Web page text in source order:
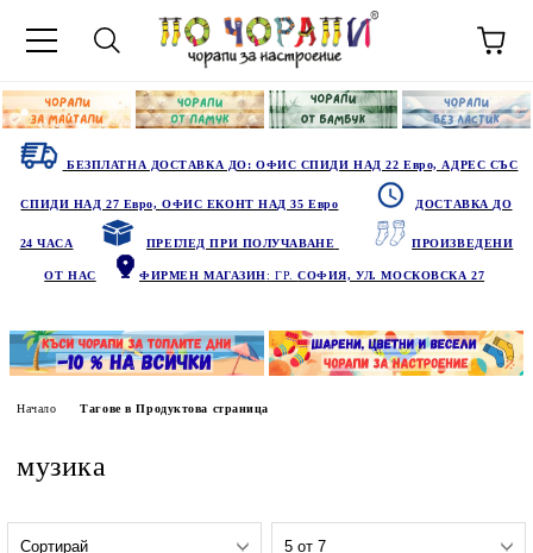
БЕЗПЛАТНА ДОСТАВКА ДО: ОФИС СПИДИ НАД 22 Евро, АДРЕС СЪС
СПИДИ НАД 27 Евро, ОФИС ЕКОНТ НАД 35 Евро ДОСТАВКА ДО
24 ЧАСА ПРЕГЛЕД ПРИ ПОЛУЧАВАНЕ ПРОИЗВЕДЕНИ
ОТ НАС ФИРМЕН МАГАЗИН: ГР.СОФИЯ, УЛ. МОСКОВСКА 27
Начало Тагове в Продуктова страница
музика